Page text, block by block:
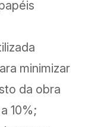
minimizar
da obra
10%;